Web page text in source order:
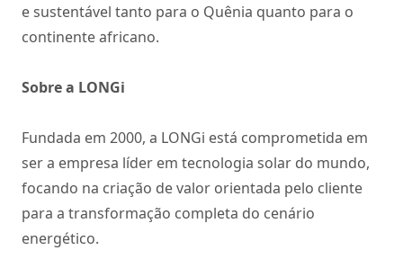
e sustentável tanto para o Quênia quanto para o
continente africano.
Sobre a LONGi
Fundada em 2000, a LONGi está comprometida em
ser a empresa líder em tecnologia solar do mundo,
focando na criação de valor orientada pelo cliente
para a transformação completa do cenário
energético.